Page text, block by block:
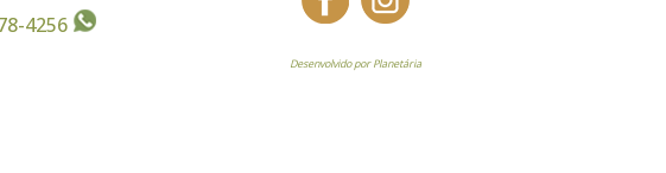
4256
Desenvolvido por Planetária